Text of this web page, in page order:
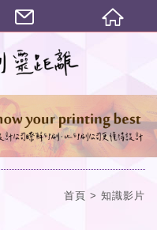
首頁 知識影片